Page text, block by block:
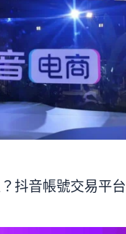
抖音帳號交易平台